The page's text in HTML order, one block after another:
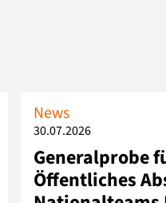
News
30.07.2026
Generalprobe
Öffentliches